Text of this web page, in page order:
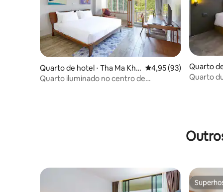
Quarto de hotel ⋅ Tha Ma Kha
m
4,95 de uma
4,95 (93)
Quarto iluminado no centro de
Quarto
iQuarto